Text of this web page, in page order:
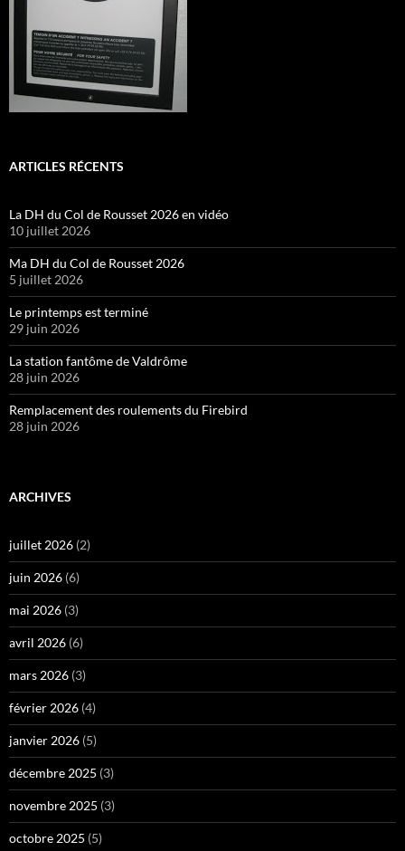
ARTICLES RÉCENTS
La DH du Col de Rousset 2026 en vidéo
10 juillet 2026
Ma DH du Col de Rousset 2026
5 juillet 2026
Le printemps est terminé
29 juin 2026
La station fantôme de Valdrôme
28 juin 2026
Remplacement des roulements du Firebird
28 juin 2026
ARCHIVES
juillet 2026 (2)
juin 2026 (6)
mai 2026 (3)
avril 2026 (6)
mars 2026 (3)
février 2026 (4)
janvier 2026 (5)
décembre 2025 (3)
novembre 2025 (3)
octobre 2025 (5)